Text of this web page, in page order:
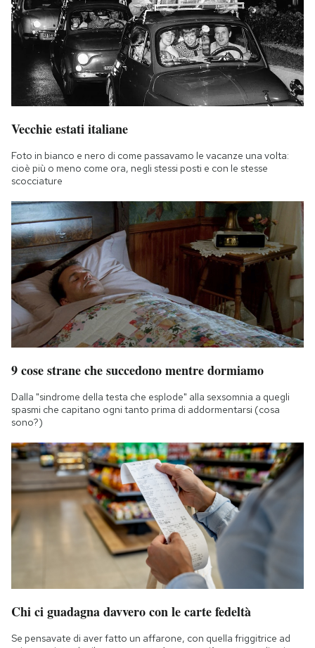
Vecchie estati italiane
Foto in bianco e nero di come passavamo le vacanze una volta:
cioè più o meno come ora, negli stessi posti e con le stesse
scocciature
9 cose strane che succedono mentre dormiamo
Dalla "sindrome della testa che esplode" alla sexsomnia a quegli
spasmi che capitano ogni tanto prima di addormentarsi (cosa
sono?)
Chi ci guadagna davvero con le carte fedeltà
Se pensavate di aver fatto un affarone, con quella friggitrice ad